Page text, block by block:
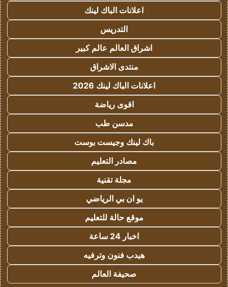
اعلانات الباك لينك
التدريس
اشراق العالم عالم كبير
منتدى الاشراق
اعلانات الباك لينك 2026
اقوى رياضة
مدسن طب
باك لينك وجيست بوست
مصادر التعليم
مجلة تقنية
يو ان بي الرياضي
موقع حالة للتعليم
اخبار 24 ساعة
هيدب فنون وترفيه
صحيفة العالم